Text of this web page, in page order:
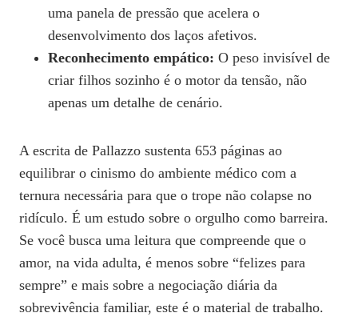
uma panela de pressão que acelera o
desenvolvimento dos laços afetivos.
Reconhecimento empático: O peso invisível de
criar filhos sozinho é o motor da tensão, não
apenas um detalhe de cenário.
A escrita de Pallazzo sustenta 653 páginas ao
equilibrar o cinismo do ambiente médico com a
ternura necessária para que o trope não colapse no
ridículo. É um estudo sobre o orgulho como barreira.
Se você busca uma leitura que compreende que o
amor, na vida adulta, é menos sobre “felizes para
sempre” e mais sobre a negociação diária da
sobrevivência familiar, este é o material de trabalho.